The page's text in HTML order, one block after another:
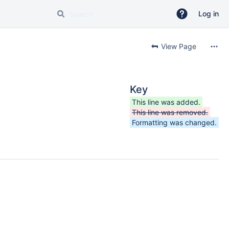
Log in
View Page
Key
This line was added.
This line was removed.
Formatting was changed.